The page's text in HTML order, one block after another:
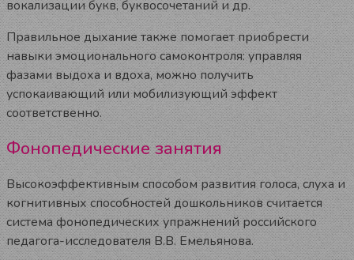
вокализации букв, буквосочетаний и др.
Правильное дыхание также помогает приобрести
навыки эмоционального самоконтроля: управляя
фазами выдоха и вдоха, можно получить
успокаивающий или мобилизующий эффект
соответственно.
Фонопедические занятия
Высокоэффективным способом развития голоса, слуха и
когнитивных способностей дошкольников считается
система фонопедических упражнений российского
педагога-исследователя В.В. Емельянова.